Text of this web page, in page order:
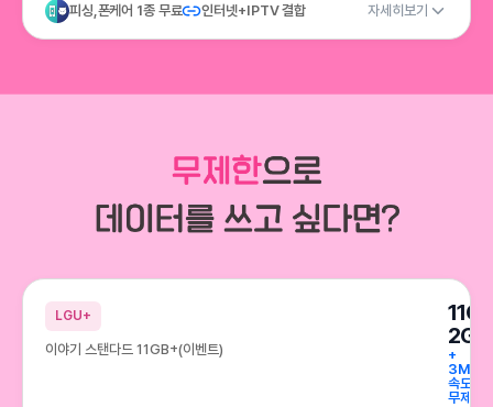
피싱,폰케어 1종 무료 인터넷+IPTV 결합 자세히보기
LGU+
이야기 스탠다드 11GB+(이벤트)
2GB
+
속도
무제한